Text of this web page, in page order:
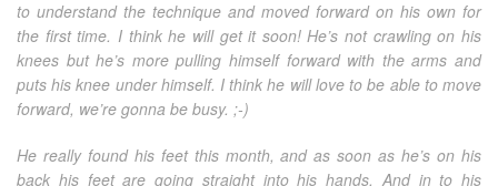
to understand the technique and moved forward on his own for
the first time. I think he will get it soon! He’s not crawling on his
knees but he’s more pulling himself forward with the arms and
puts his knee under himself. I think he will love to be able to move
forward, we’re gonna be busy. ;-)
He really found his feet this month, and as soon as he’s on his
back his feet are going straight into his hands. And in to his